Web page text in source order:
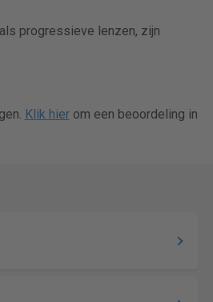
progressieve lenzen, zijn
Klik hierom een beoordeling in